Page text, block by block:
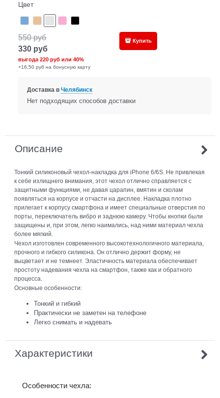
Цвет
550 руб
330 руб
выгода220 руб или40%
+16,50 руб на бонусную карту
Купить
Доставка в Челябинск
Нет подходящих способов доставки
Описание
Тонкий силиконовый чехол-накладка для iPhone 6/6S. Не привлекая
к себе излищнего внимания, этот чехол отлично справляется с
защитными функциями, не давая царапин, вмятин и сколам
появляться на корпусе и отчасти на дисплее. Накладка плотно
прилегает к корпусу смартфона и имеет специальные отверстия по
порты, переключатель вибро и заднюю камеру. Чтобы кнопки были
защищены и, при этом, легко наимались, над ними материал чехла
более мягкий.
Чехол изготовлен современного высокотехнологичного материала,
прочного и гибкого силикона. Он отлично держит форму, не
выцветает и не темнеет. Эластичность материала обеспечивает
простоту надевания чехла на смартфон, также как и обратного
процесса.
Основные особенности:
Тонкий и гибкий
Практически не заметен на телефоне
Легко снимать и надевать
Характеристики
Особенности чехла: